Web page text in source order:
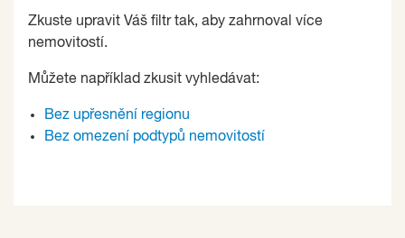
Zkuste upravit Váš filtr tak, aby zahrnoval více
nemovitostí.
Můžete například zkusit vyhledávat:
Bez upřesnění regionu
Bez omezení podtypů nemovitostí